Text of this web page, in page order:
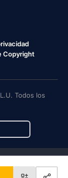
Copyright
Todos los